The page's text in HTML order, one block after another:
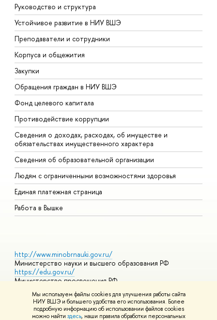
Мы используем файлы cookies для улучшения работы сайта
НИУ ВШЭ и большего удобства его использования. Более
подробную информацию об использовании файлов cookies
можно найти здесь, наши правила обработки персональных
Руководство и структура
Устойчивое развитие в НИУ ВШЭ
Преподаватели и сотрудники
Корпуса и общежития
Закупки
Обращения граждан в НИУ ВШЭ
Фонд целевого капитала
Противодействие коррупции
Сведения о доходах, расходах, об имуществе и
обязательствах имущественного характера
Сведения об образовательной организации
Людям с ограниченными возможностями здоровья
Единая платежная страница
Работа в Вышке
http://www.minobrnauki.gov.ru/
Министерство науки и высшего образования РФ
https://edu.gov.ru/
Министерство просвещения РФ
https://elearning.hse.ru/mooc
Массовые открытые онлайн-курсы